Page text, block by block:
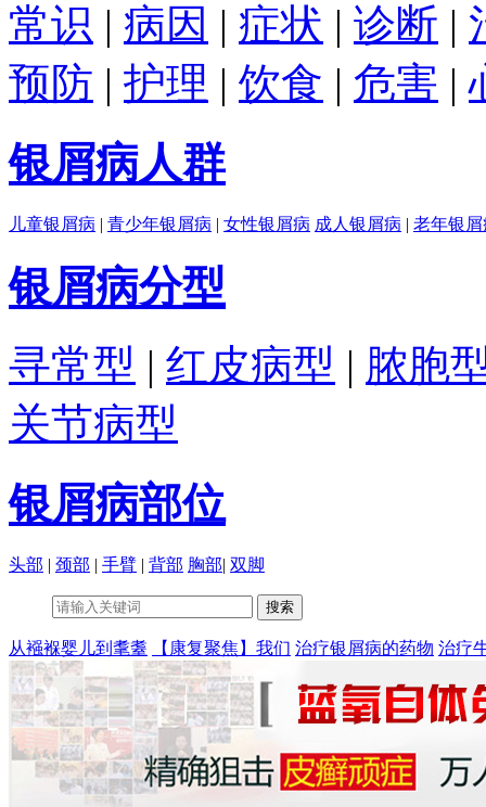
常识 | 病因 | 症状 | 诊断 |
预防 | 护理 | 饮食 | 危害 |
银屑病人群
儿童银屑病 | 青少年银屑病 | 女性银屑病 成人银屑病 | 老年银屑
银屑病分型
寻常型 | 红皮病型 | 脓胞
关节病型
银屑病部位
头部 | 颈部 | 手臂 | 背部 胸部| 双脚
从襁褓婴儿到耄耋 【康复聚焦】我们 治疗银屑病的药物 治疗